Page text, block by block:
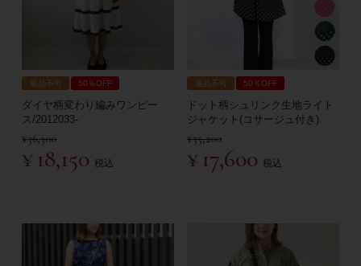
返品不可 50％OFF
ダイヤ柄変わり編みワンピー
ス/2012033-
¥36,300
¥ 18,150 税込
返品不可 50％OFF
ドット柄シュリンク生地ライト
ジャケット(コサージュ付き)
¥35,200
¥ 17,600 税込